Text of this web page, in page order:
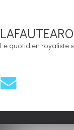
Le quotidien royaliste